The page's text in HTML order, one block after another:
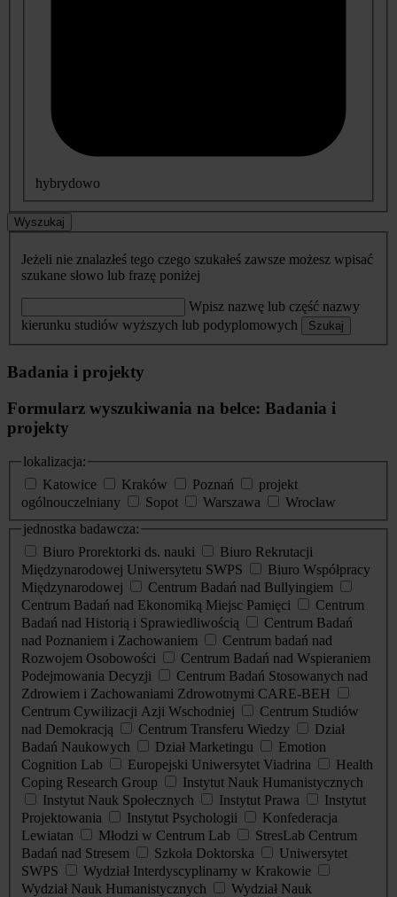
hybrydowo
Wyszukaj
Jeżeli nie znalazłeś tego czego szukałeś zawsze możesz wpisać
szukane słowo lub frazę poniżej
Wpisz nazwę lub część nazwy
kierunku studiów wyższych lub podyplomowych
Szukaj
Badania i projekty
Formularz wyszukiwania na belce: Badania i
projekty
lokalizacja:
Katowice
Kraków Poznań
projekt
ogólnouczelniany
Sopot Warszawa
Wrocław
jednostka badawcza:
Biuro Prorektorki ds. nauki
Biuro Rekrutacji
Międzynarodowej Uniwersytetu SWPS
Biuro Współpracy
Międzynarodowej
Centrum Badań nad Bullyingiem
Centrum Badań nad Ekonomiką Miejsc Pamięci
Centrum
Badań nad Historią i Sprawiedliwością
Centrum Badań
nad Poznaniem i Zachowaniem
Centrum badań nad
Rozwojem Osobowości
Centrum Badań nad Wspieraniem
Podejmowania Decyzji
Centrum Badań Stosowanych nad
Zdrowiem i Zachowaniami Zdrowotnymi CARE-BEH
Centrum Cywilizacji Azji Wschodniej
Centrum Studiów
nad Demokracją
Centrum Transferu Wiedzy
Dział
Badań Naukowych
Dział Marketingu
Emotion
Cognition Lab
Europejski Uniwersytet Viadrina
Health
Coping Research Group
Instytut Nauk Humanistycznych
Instytut Nauk Społecznych
Instytut Prawa
Instytut
Projektowania
Instytut Psychologii
Konfederacja
Lewiatan
Młodzi w Centrum Lab
StresLab Centrum
Badań nad Stresem
Szkoła Doktorska
Uniwersytet
SWPS
Wydział Interdyscyplinarny w Krakowie
Wydział Nauk Humanistycznych
Wydział Nauk